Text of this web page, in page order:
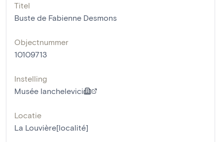
Titel
Buste de Fabienne Desmons
Objectnummer
10109713
Instelling
Musée Ianchelevici
Locatie
La Louvière[localité]